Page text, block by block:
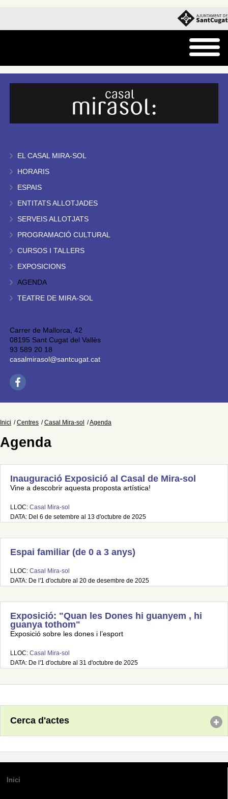
EL CASAL MIRA-SOL
HORARIS
ESPAIS
ENTITATS ALLOTJADES
SERVEIS ALLOTJATS
PROGRAMACIÓ CULTURAL
CURSOS I TALLERS
EXPOSICIONS
AGENDA
TEATRE DE MIRA-SOL
Carrer de Mallorca, 42
08195 Sant Cugat del Vallès
93 589 20 18
casalmirasol@santcugat.cat
Inici Centres Casal Mira-sol Agenda
Agenda
Inauguració Exposició al Casal de Mira-sol
Vine a descobrir aquesta proposta artística!
LLOC: Casal Mira-sol
DATA: Del 6 de setembre al 13 d'octubre de 2025
Espai familiar (de 0 a 3 anys)
LLOC: Casal Mira-sol
DATA: De l'1 d'octubre al 20 de desembre de 2025
Exposició: "Quan les Dones hi guanyem , hi
guanya tothom"
Exposició sobre les dones i l’esport
LLOC: Casal Mira-sol
DATA: De l'1 d'octubre al 31 d'octubre de 2025
Cerca d'actes
Inici